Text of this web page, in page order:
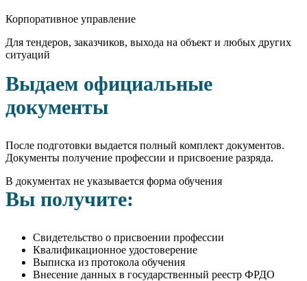
Корпоративное управление
Для тендеров, заказчиков, выхода на объект и любых других
ситуаций
Выдаем официальные
документы
После подготовки выдается полный комплект документов.
Документы получение профессии и присвоение разряда.
В документах не указывается форма обучения
Вы получите:
Свидетельство о присвоении профессии
Квалификационное удостоверение
Выписка из протокола обучения
Внесение данных в государственный реестр ФРДО